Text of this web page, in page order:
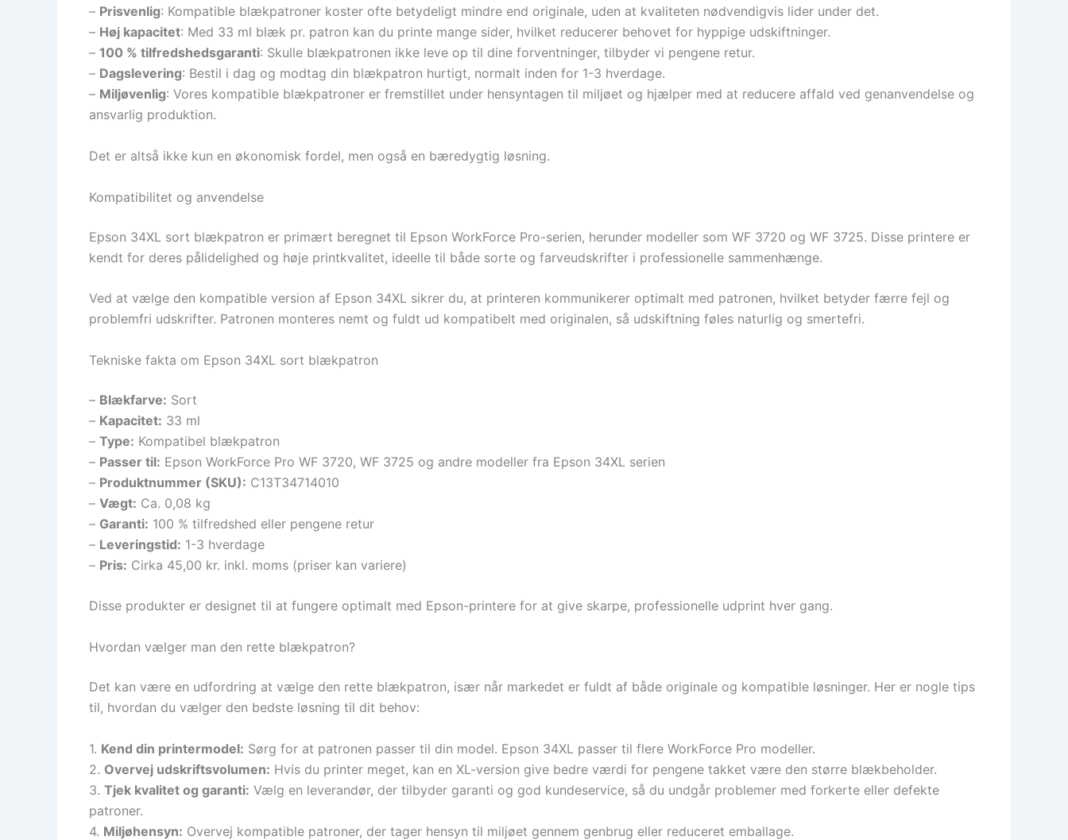
– Prisvenlig: Kompatible blækpatroner koster ofte betydeligt mindre end originale, uden at kvaliteten nødvendigvis lider under det.
– Høj kapacitet: Med 33 ml blæk pr. patron kan du printe mange sider, hvilket reducerer behovet for hyppige udskiftninger.
– 100 % tilfredshedsgaranti: Skulle blækpatronen ikke leve op til dine forventninger, tilbyder vi pengene retur.
– Dagslevering: Bestil i dag og modtag din blækpatron hurtigt, normalt inden for 1-3 hverdage.
– Miljøvenlig: Vores kompatible blækpatroner er fremstillet under hensyntagen til miljøet og hjælper med at reducere affald ved genanvendelse og
ansvarlig produktion.
Det er altså ikke kun en økonomisk fordel, men også en bæredygtig løsning.
Kompatibilitet og anvendelse
Epson 34XL sort blækpatron er primært beregnet til Epson WorkForce Pro-serien, herunder modeller som WF 3720 og WF 3725. Disse printere er
kendt for deres pålidelighed og høje printkvalitet, ideelle til både sorte og farveudskrifter i professionelle sammenhænge.
Ved at vælge den kompatible version af Epson 34XL sikrer du, at printeren kommunikerer optimalt med patronen, hvilket betyder færre fejl og
problemfri udskrifter. Patronen monteres nemt og fuldt ud kompatibelt med originalen, så udskiftning føles naturlig og smertefri.
Tekniske fakta om Epson 34XL sort blækpatron
– Blækfarve: Sort
– Kapacitet: 33 ml
– Type: Kompatibel blækpatron
– Passer til: Epson WorkForce Pro WF 3720, WF 3725 og andre modeller fra Epson 34XL serien
– Produktnummer (SKU): C13T34714010
– Vægt: Ca. 0,08 kg
– Garanti: 100 % tilfredshed eller pengene retur
– Leveringstid: 1-3 hverdage
– Pris: Cirka 45,00 kr. inkl. moms (priser kan variere)
Disse produkter er designet til at fungere optimalt med Epson-printere for at give skarpe, professionelle udprint hver gang.
Hvordan vælger man den rette blækpatron?
Det kan være en udfordring at vælge den rette blækpatron, især når markedet er fuldt af både originale og kompatible løsninger. Her er nogle tips
til, hvordan du vælger den bedste løsning til dit behov:
1. Kend din printermodel: Sørg for at patronen passer til din model. Epson 34XL passer til flere WorkForce Pro modeller.
2. Overvej udskriftsvolumen: Hvis du printer meget, kan en XL-version give bedre værdi for pengene takket være den større blækbeholder.
3. Tjek kvalitet og garanti: Vælg en leverandør, der tilbyder garanti og god kundeservice, så du undgår problemer med forkerte eller defekte
patroner.
4. Miljøhensyn: Overvej kompatible patroner, der tager hensyn til miljøet gennem genbrug eller reduceret emballage.